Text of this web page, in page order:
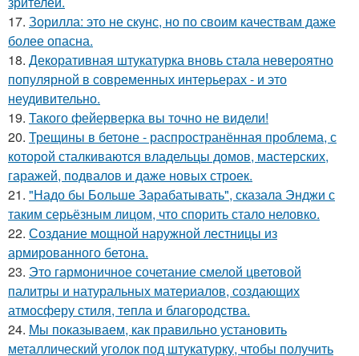
17. Зорилла: это не скунс, но по своим качествам даже
более опасна.
18. Декоративная штукатурка вновь стала невероятно
популярной в современных интерьерах - и это
неудивительно.
19. Такого фейерверка вы точно не видели!
20. Трещины в бетоне - распространённая проблема, с
которой сталкиваются владельцы домов, мастерских,
гаражей, подвалов и даже новых строек.
21. "Надо бы Больше Зарабатывать", сказала Энджи с
таким серьёзным лицом, что спорить стало неловко.
22. Создание мощной наружной лестницы из
армированного бетона.
23. Это гармоничное сочетание смелой цветовой
палитры и натуральных материалов, создающих
атмосферу стиля, тепла и благородства.
24. Мы показываем, как правильно установить
металлический уголок под штукатурку, чтобы получить